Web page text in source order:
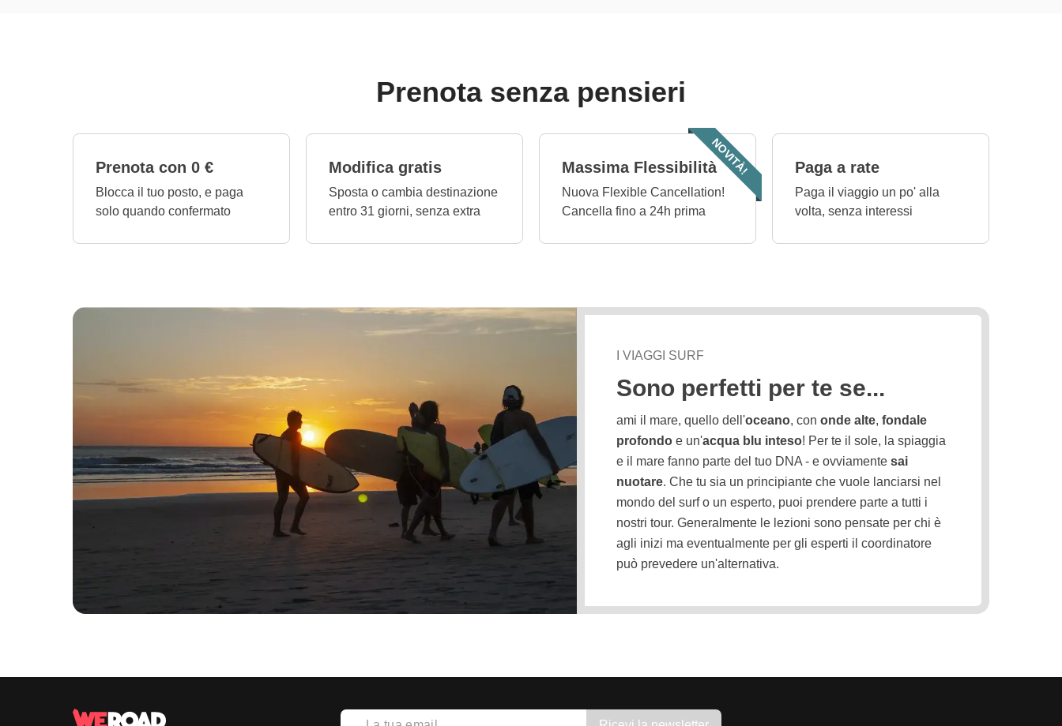
Prenota senza pensieri
Prenota con 0 €
Blocca il tuo posto, e paga
solo quando confermato
Modifica gratis
Sposta o cambia destinazione
entro 31 giorni, senza extra
NOVITÀ!
Massima Flessibilità
Nuova Flexible Cancellation!
Cancella fino a 24h prima
Paga a rate
Paga il viaggio un po' alla
volta, senza interessi
I VIAGGI SURF
Sono perfetti per te se...
ami il mare, quello dell'oceano, con onde alte, fondale
profondo e un'acqua blu inteso! Per te il sole, la spiaggia
e il mare fanno parte del tuo DNA - e ovviamente sai
nuotare. Che tu sia un principiante che vuole lanciarsi nel
mondo del surf o un esperto, puoi prendere parte a tutti i
nostri tour. Generalmente le lezioni sono pensate per chi è
agli inizi ma eventualmente per gli esperti il coordinatore
può prevedere un'alternativa.